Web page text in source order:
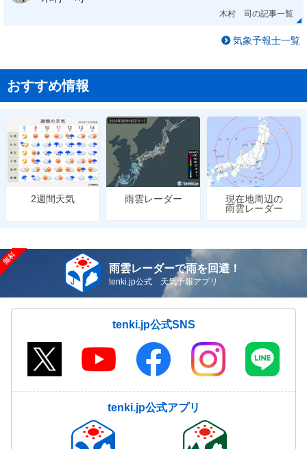
木村 司の記事一覧
気象予報士一覧
おすすめ情報
2週間天気 雨雲レーダー
現在地周辺の
雨雲レーダー
雨雲レーダーで雨を回避！
tenki.jp公式 天気予報アプリ
tenki.jp公式SNS
tenki.jp公式アプリ